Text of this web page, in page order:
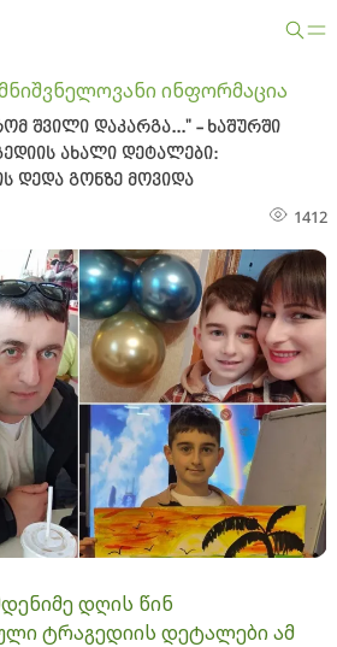
ინფორმაცია
შვილი დაკარგა..." - ხაშურში
ახალი დეტალები:
დედა გონზე მოვიდა
1412
დღის წინ
ტრაგედიის დეტალები ამ